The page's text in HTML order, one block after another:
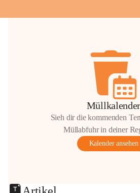
Müllkalender
Sieh dir die kommenden
Müllabfuhr in deiner
Kalender ansehen